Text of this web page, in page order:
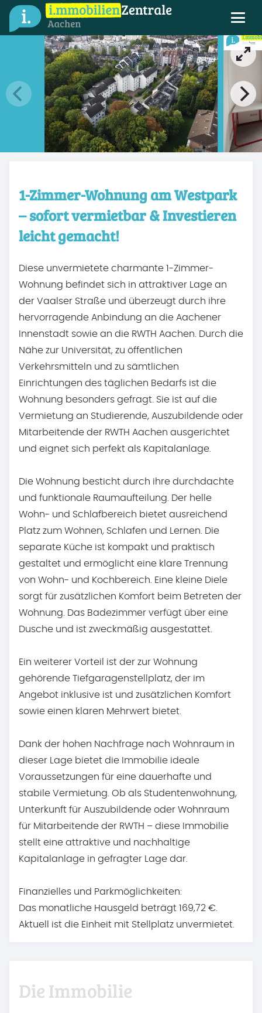
1-Zimmer-Wohnung am Westpark
– sofort vermietbar & Investieren
leicht gemacht!
Diese unvermietete charmante 1-Zimmer-
Wohnung befindet sich in attraktiver Lage an
der Vaalser Straße und überzeugt durch ihre
hervorragende Anbindung an die Aachener
Innenstadt sowie an die RWTH Aachen. Durch die
Nähe zur Universität, zu öffentlichen
Verkehrsmitteln und zu sämtlichen
Einrichtungen des täglichen Bedarfs ist die
Wohnung besonders gefragt. Sie ist auf die
Vermietung an Studierende, Auszubildende oder
Mitarbeitende der RWTH Aachen ausgerichtet
und eignet sich perfekt als Kapitalanlage.
Die Wohnung besticht durch ihre durchdachte
und funktionale Raumaufteilung. Der helle
Wohn- und Schlafbereich bietet ausreichend
Platz zum Wohnen, Schlafen und Lernen. Die
separate Küche ist kompakt und praktisch
gestaltet und ermöglicht eine klare Trennung
von Wohn- und Kochbereich. Eine kleine Diele
sorgt für zusätzlichen Komfort beim Betreten der
Wohnung. Das Badezimmer verfügt über eine
Dusche und ist zweckmäßig ausgestattet.
Ein weiterer Vorteil ist der zur Wohnung
gehörende Tiefgaragenstellplatz, der im
Angebot inklusive ist und zusätzlichen Komfort
sowie einen klaren Mehrwert bietet.
Dank der hohen Nachfrage nach Wohnraum in
dieser Lage bietet die Immobilie ideale
Voraussetzungen für eine dauerhafte und
stabile Vermietung. Ob als Studentenwohnung,
Unterkunft für Auszubildende oder Wohnraum
für Mitarbeitende der RWTH – diese Immobilie
stellt eine attraktive und nachhaltige
Kapitalanlage in gefragter Lage dar.
Finanzielles und Parkmöglichkeiten:
Das monatliche Hausgeld beträgt 169,72 €.
Aktuell ist die Einheit mit Stellplatz unvermietet.
Die Immobilie